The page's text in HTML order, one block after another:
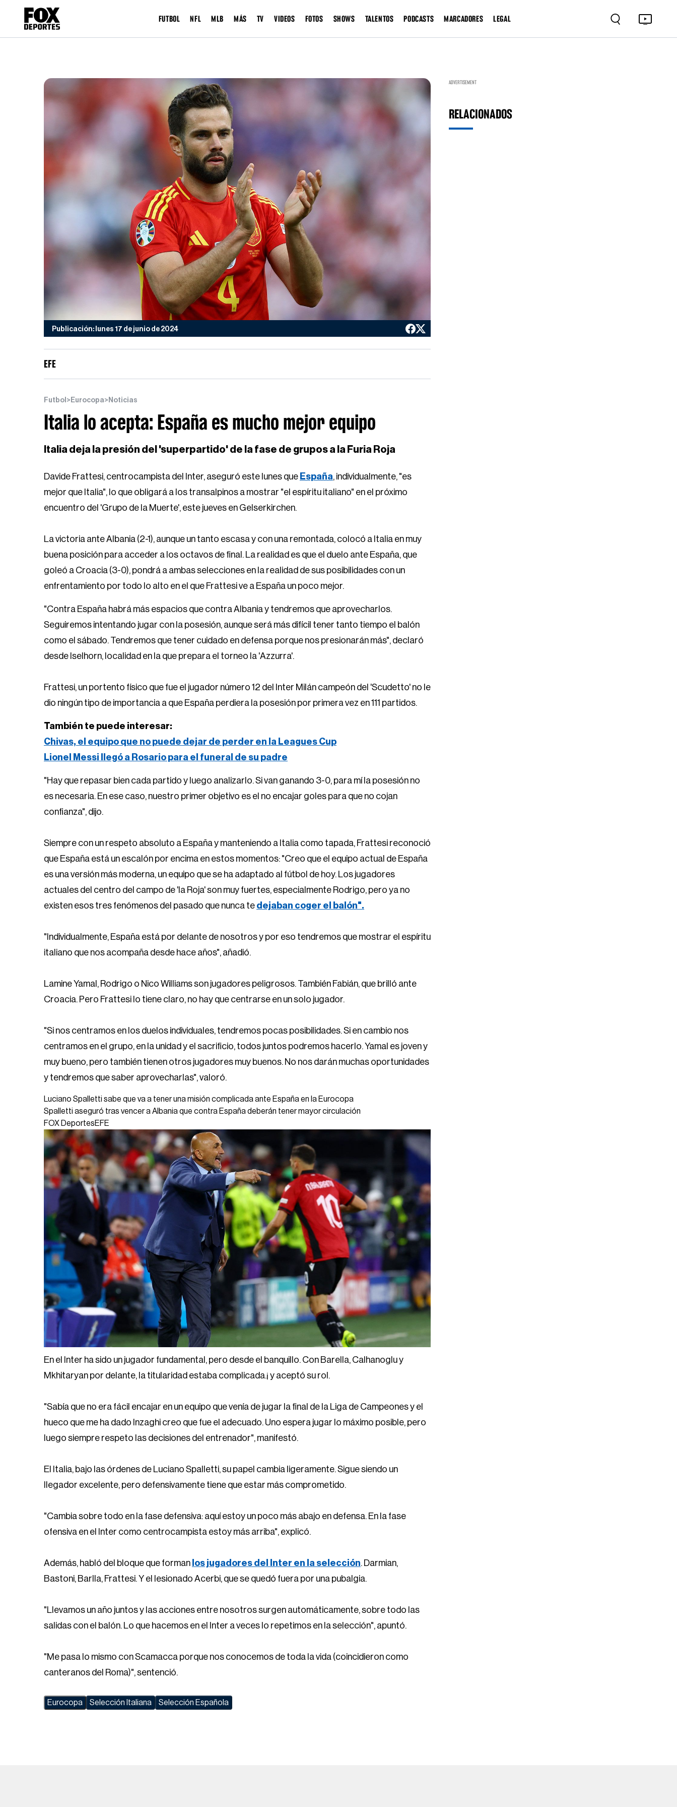
FUTBOL NFL MLB MÁS TV VIDEOS FOTOS SHOWS TALENTOS PODCASTS MARCADORES LEGAL
Publicación: lunes 17 de junio de 2024
EFE
Futbol > Eurocopa> Noticias
Italia lo acepta: España es mucho mejor equipo
Italia deja la presión del 'superpartido' de la fase de grupos a la Furia Roja
Davide Frattesi, centrocampista del Inter, aseguró este lunes que España, individualmente, "es
mejor que Italia", lo que obligará a los transalpinos a mostrar "el espíritu italiano" en el próximo
encuentro del 'Grupo de la Muerte', este jueves en Gelserkirchen.
La victoria ante Albania (2-1), aunque un tanto escasa y con una remontada, colocó a Italia en muy
buena posición para acceder a los octavos de final. La realidad es que el duelo ante España, que
goleó a Croacia (3-0), pondrá a ambas selecciones en la realidad de sus posibilidades con un
enfrentamiento por todo lo alto en el que Frattesi ve a España un poco mejor.
"Contra España habrá más espacios que contra Albania y tendremos que aprovecharlos.
Seguiremos intentando jugar con la posesión, aunque será más difícil tener tanto tiempo el balón
como el sábado. Tendremos que tener cuidado en defensa porque nos presionarán más", declaró
desde Iselhorn, localidad en la que prepara el torneo la 'Azzurra'.
Frattesi, un portento físico que fue el jugador número 12 del Inter Milán campeón del 'Scudetto' no le
dio ningún tipo de importancia a que España perdiera la posesión por primera vez en 111 partidos.
También te puede interesar:
Chivas, el equipo que no puede dejar de perder en la Leagues Cup
Lionel Messi llegó a Rosario para el funeral de su padre
"Hay que repasar bien cada partido y luego analizarlo. Si van ganando 3-0, para mí la posesión no
es necesaria. En ese caso, nuestro primer objetivo es el no encajar goles para que no cojan
confianza", dijo.
Siempre con un respeto absoluto a España y manteniendo a Italia como tapada, Frattesi reconoció
que España está un escalón por encima en estos momentos: "Creo que el equipo actual de España
es una versión más moderna, un equipo que se ha adaptado al fútbol de hoy. Los jugadores
actuales del centro del campo de 'la Roja' son muy fuertes, especialmente Rodrigo, pero ya no
existen esos tres fenómenos del pasado que nunca te dejaban coger el balón".
"Individualmente, España está por delante de nosotros y por eso tendremos que mostrar el espíritu
italiano que nos acompaña desde hace años", añadió.
Lamine Yamal, Rodrigo o Nico Williams son jugadores peligrosos. También Fabián, que brilló ante
Croacia. Pero Frattesi lo tiene claro, no hay que centrarse en un solo jugador.
"Si nos centramos en los duelos individuales, tendremos pocas posibilidades. Si en cambio nos
centramos en el grupo, en la unidad y el sacrificio, todos juntos podremos hacerlo. Yamal es joven y
muy bueno, pero también tienen otros jugadores muy buenos. No nos darán muchas oportunidades
y tendremos que saber aprovecharlas", valoró.
Luciano Spalletti sabe que va a tener una misión complicada ante España en la Eurocopa
Spalletti aseguró tras vencer a Albania que contra España deberán tener mayor circulación
FOX DeportesEFE
En el Inter ha sido un jugador fundamental, pero desde el banquillo. Con Barella, Calhanoglu y
Mkhitaryan por delante, la titularidad estaba complicada.¡ y aceptó su rol.
"Sabía que no era fácil encajar en un equipo que venía de jugar la final de la Liga de Campeones y el
hueco que me ha dado Inzaghi creo que fue el adecuado. Uno espera jugar lo máximo posible, pero
luego siempre respeto las decisiones del entrenador", manifestó.
El Italia, bajo las órdenes de Luciano Spalletti, su papel cambia ligeramente. Sigue siendo un
llegador excelente, pero defensivamente tiene que estar más comprometido.
"Cambia sobre todo en la fase defensiva: aquí estoy un poco más abajo en defensa. En la fase
ofensiva en el Inter como centrocampista estoy más arriba", explicó.
Además, habló del bloque que forman los jugadores del Inter en la selección. Darmian,
Bastoni, Barlla, Frattesi. Y el lesionado Acerbi, que se quedó fuera por una pubalgia.
"Llevamos un año juntos y las acciones entre nosotros surgen automáticamente, sobre todo las
salidas con el balón. Lo que hacemos en el Inter a veces lo repetimos en la selección", apuntó.
"Me pasa lo mismo con Scamacca porque nos conocemos de toda la vida (coincidieron como
canteranos del Roma)", sentenció.
Eurocopa Selección Italiana Selección Española
ADVERTISEMENT
RELACIONADOS